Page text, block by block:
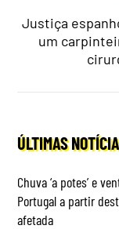
Justiça
um
ÚLTIMAS
Chuva ‘a potes’ e
Portugal a partir
afetada